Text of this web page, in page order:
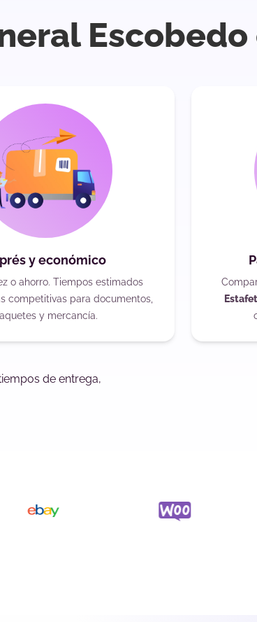
y económico
o ahorro. Tiempos estimados
competitivas para documentos,
y mercancía.
de entrega,